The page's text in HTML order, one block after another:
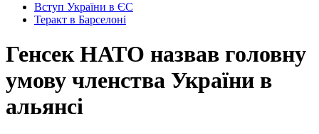
Вступ України в ЄС
Теракт в Барселоні
Генсек НАТО назвав головну
умову членства України в
альянсі